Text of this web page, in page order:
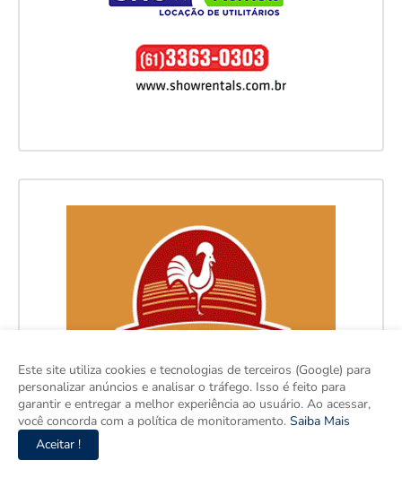
Este site utiliza cookies e tecnologias de terceiros (Google) para
personalizar anúncios e analisar o tráfego. Isso é feito para
garantir e entregar a melhor experiência ao usuário. Ao acessar,
você concorda com a política de monitoramento. Saiba Mais
Aceitar !